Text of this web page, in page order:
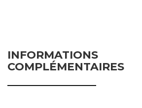
INFORMATIONS
COMPLÉMENTAIRES